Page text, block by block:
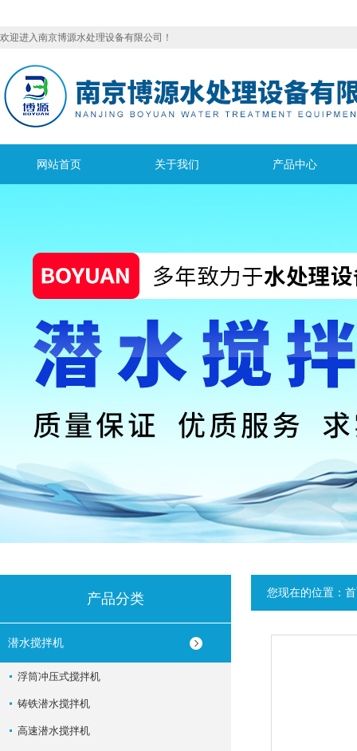
欢迎进入南京博源水处理设备有限公司！
网站首页 关于我们 产品中心
产品分类
潜水搅拌机
浮筒冲压式搅拌机
铸铁潜水搅拌机
高速潜水搅拌机
您现在的位置：